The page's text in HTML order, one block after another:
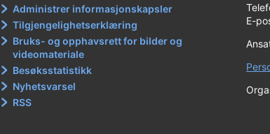
Administrer informasjonskapsler
Tilgjengelighetserklæring
Bruks- og opphavsrett for bilder og
videomateriale
Besøksstatistikk
Nyhetsvarsel
RSS
E-